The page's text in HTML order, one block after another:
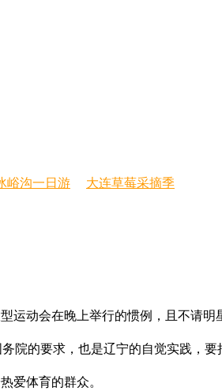
峪沟一日游
大连草莓采摘季
动会在晚上举行的惯例，且不请明
院的要求，也是辽宁的自觉实践，要
爱体育的群众。